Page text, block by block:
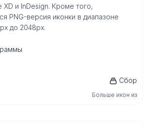
XD и InDesign. Кроме того,
PNG-версия иконки в диапазоне
до 2048px.
Сбор
Больше икон из